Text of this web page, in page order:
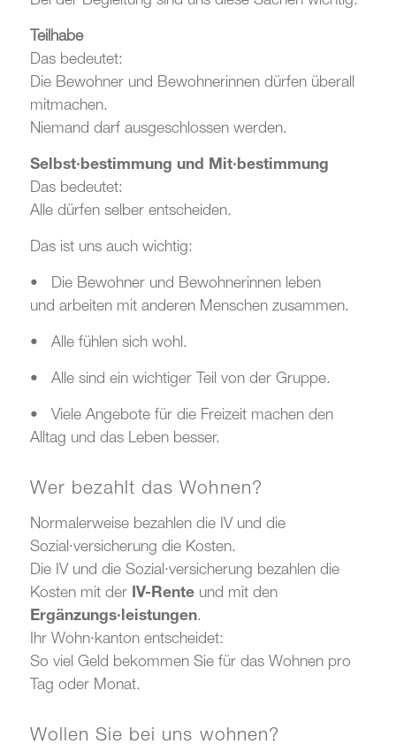
Teilhabe
Das bedeutet:
Die Bewohner und Bewohnerinnen dürfen überall
mitmachen.
Niemand darf ausgeschlossen werden.
Selbst·bestimmung und Mit·bestimmung
Das bedeutet:
Alle dürfen selber entscheiden.
Das ist uns auch wichtig:
• Die Bewohner und Bewohnerinnen leben
und arbeiten mit anderen Menschen zusammen.
• Alle fühlen sich wohl.
• Alle sind ein wichtiger Teil von der Gruppe.
• Viele Angebote für die Freizeit machen den
Alltag und das Leben besser.
Wer bezahlt das Wohnen?
Normalerweise bezahlen die IV und die
Sozial·versicherung die Kosten.
Die IV und die Sozial·versicherung bezahlen die
Kosten mit der IV-Renteund mit den
Ergänzungs·leistungen.
Ihr Wohn·kanton entscheidet:
So viel Geld bekommen Sie für das Wohnen pro
Tag oder Monat.
Wollen Sie bei uns wohnen?